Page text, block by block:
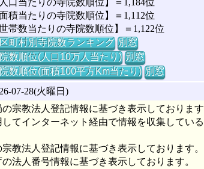
人口当たりの寺院数順位】＝1,184位
面積当たりの寺院数順位】＝1,112位
世帯数当たりの寺院数順位】＝1,122位
町村別寺院数ランキング 別窓
数順位(人口10万人当たり) 別窓
数順位(面積100平方Km当たり) 別窓
07-28(火曜日)
宗教法人登記情報に基づき表示しております
してインターネット経由で情報を収集してい
教法人登記情報に基づき表示しております。
法人番号情報に基づき表示しております。